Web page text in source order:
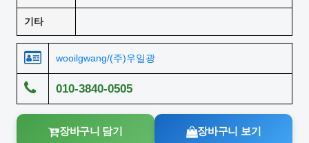
기타
wooilgwang/(주)우일광
010-3840-0505
장바구니 담기 장바구니 보기